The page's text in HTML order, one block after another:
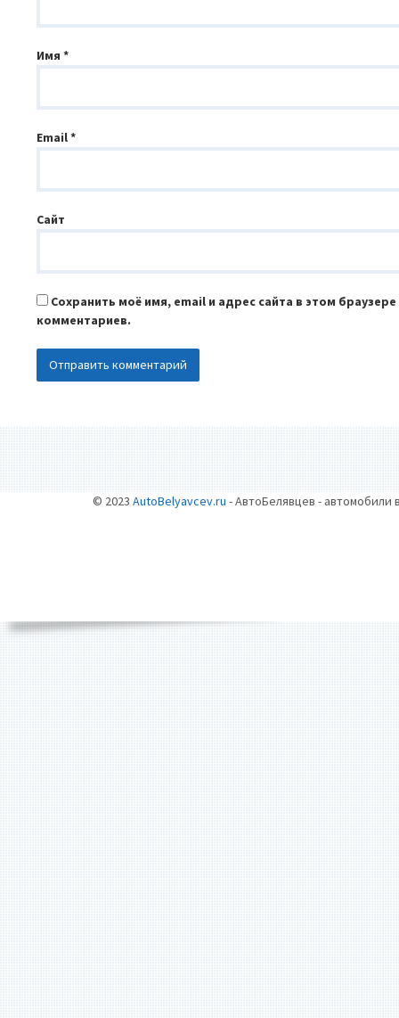
Имя*
Email*
Сайт
Сохранить моё имя, email и адрес сайта в этом
комментариев.
© 2023 AutoBelyavcev.ru - АвтоБелявцев - автомобили